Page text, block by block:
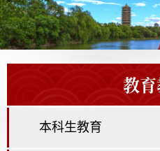
教
本科生教育